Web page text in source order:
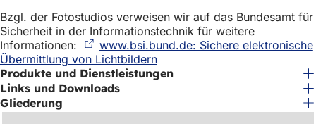
einem
neuen
Tab)
Bzgl. der Fotostudios verweisen wir auf das Bundesamt für
Sicherheit in der Informationstechnik für weitere
Informationen:
www.bsi.bund.de: Sichere elektronische
Übermittlung von Lichtbildern
in
Tab)
Produkte und Dienstleistungen
Links und Downloads
Gliederung